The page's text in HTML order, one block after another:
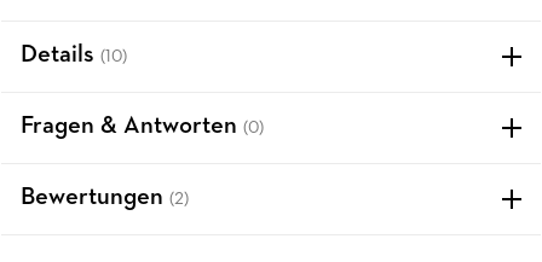
Details (10)
Fragen & Antworten (0)
Bewertungen (2)